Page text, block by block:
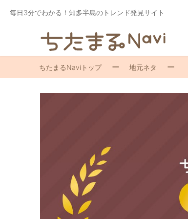
毎日3分でわかる！知多半島のトレンド発見サイト
ちたまるNaviトップ 地元ネタ